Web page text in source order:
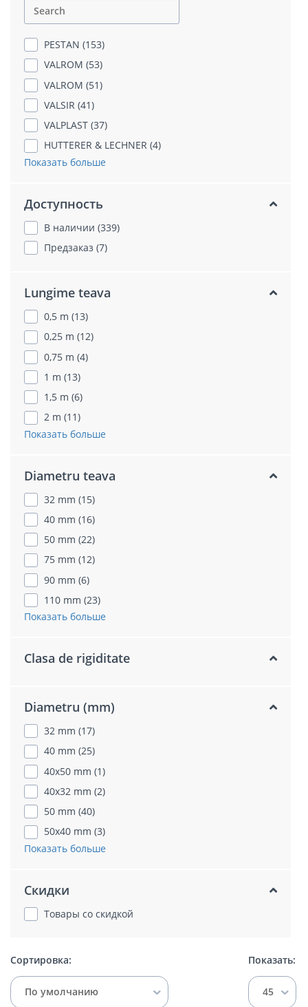
PESTAN (153)
VALROM (53)
VALROM (51)
VALSIR (41)
VALPLAST (37)
HUTTERER & LECHNER (4)
Показать больше
Доступность
В наличии (339)
Предзаказ (7)
Lungime teava
0,5 m (13)
0,25 m (12)
0,75 m (4)
1 m (13)
1,5 m (6)
2 m (11)
Показать больше
Diametru teava
32 mm (15)
40 mm (16)
50 mm (22)
75 mm (12)
90 mm (6)
110 mm (23)
Показать больше
Clasa de rigiditate
Diametru (mm)
32 mm (17)
40 mm (25)
40x50 mm (1)
40x32 mm (2)
50 mm (40)
50x40 mm (3)
Показать больше
Скидки
Товары со скидкой
Сортировка:
По умолчанию
Показать:
45